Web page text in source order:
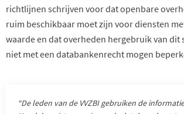
richtlijnen schrijven voordat openbare
ruim beschikbaar moet zijn voor diensten
waarde en dat overheden hergebruik van
niet met een databankenrecht mogen
“De leden van de VVZBI gebruiken de